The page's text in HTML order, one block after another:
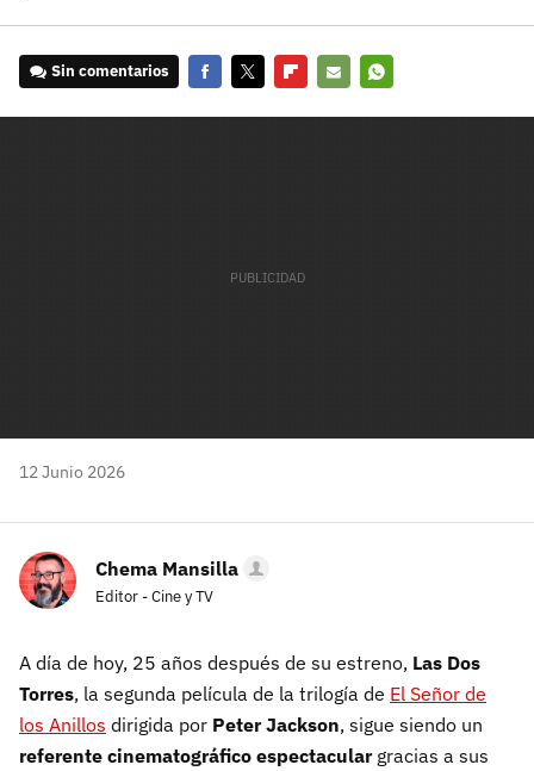
Sin comentarios
12 Junio 2026
Chema Mansilla
Editor - Cine y TV
A día de hoy, 25 años después de su estreno, Las Dos
Torres, la segunda película de la trilogía de El Señor de
los Anillos dirigida por Peter Jackson, sigue siendo un
referente cinematográfico espectaculargracias a sus